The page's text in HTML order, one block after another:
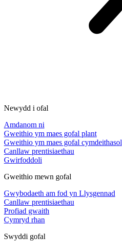
Newydd i ofal
Amdanom ni
Gweithio ym maes gofal plant
Gweithio ym maes gofal cymdeithasol
Canllaw prentisiaethau
Gwirfoddoli
Gweithio mewn gofal
Gwybodaeth am fod yn Llysgennad
Canllaw prentisiaethau
Profiad gwaith
Cymryd rhan
Swyddi gofal